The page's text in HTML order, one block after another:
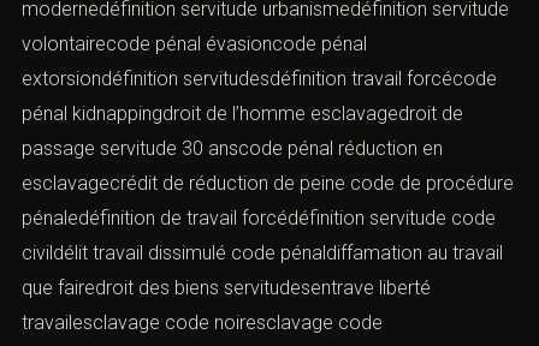
modernedéfinition servitude urbanismedéfinition servitude
volontairecode pénal évasioncode pénal
extorsiondéfinition servitudesdéfinition travail forcécode
pénal kidnappingdroit de l’homme esclavagedroit de
passage servitude 30 anscode pénal réduction en
esclavagecrédit de réduction de peine code de procédure
pénaledéfinition de travail forcédéfinition servitude code
civildélit travail dissimulé code pénaldiffamation au travail
que fairedroit des biens servitudesentrave liberté
travailesclavage code noiresclavage code